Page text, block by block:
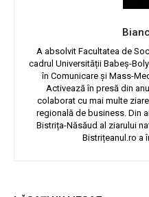
A absolvit Facultatea de
cadrul Universității Babeș-
în Comunicare și Mass-
Activează în presă din
colaborat cu mai multe
regională de business. Din
Bistrița-Năsăud al ziarului
Bistrițeanul.ro a